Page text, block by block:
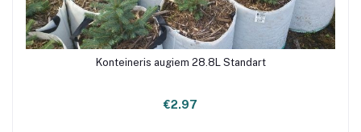
Konteineris augiem 28.8L Standart
€2.97